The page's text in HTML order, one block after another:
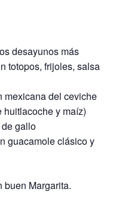
desayunos más
totopos, frijoles, salsa
mexicana del ceviche
huitlacoche y maíz)
gallo
guacamole clásico y
buen Margarita.